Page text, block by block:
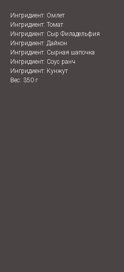
Ингридиент: Омлет
Ингридиент: Томат
Ингридиент: Сыр Филадельфия
Ингридиент: Дайкон
Ингридиент: Сырная шапочка
Ингридиент: Соус ранч
Ингридиент: Кунжут
Вес: 350 г